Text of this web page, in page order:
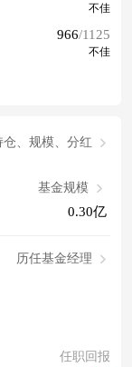
不佳
966/1125
不佳
仓、规模、分红
基金规模
0.30亿
历任基金经理
任职回报